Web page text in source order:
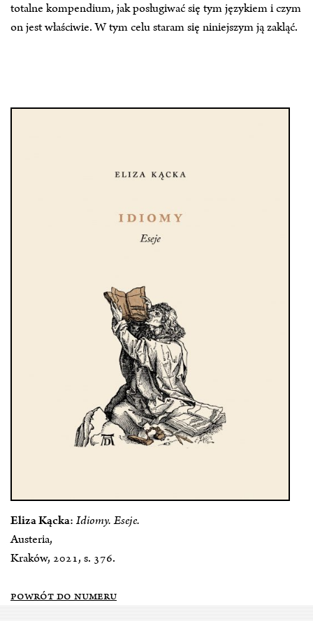
totalne kompendium, jak posługiwać się tym językiem i czym
on jest właściwie. W tym celu staram się niniejszym ją zakląć.
Eliza Kącka: Idiomy. Eseje.
Austeria,
Kraków, 2021, s. 376.
POWRÓT DO NUMERU